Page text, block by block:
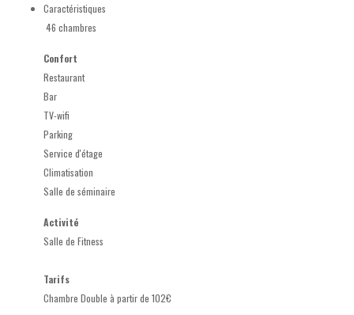
Caractéristiques
46 chambres
Confort
Restaurant
Bar
TV-wifi
Parking
Service d'étage
Climatisation
Salle de séminaire
Activité
Salle de Fitness
Tarifs
Chambre Double à partir de 102€